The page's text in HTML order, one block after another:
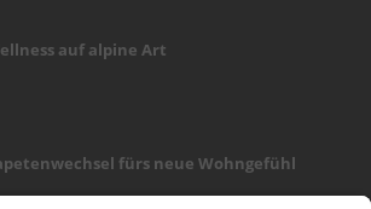
auf alpine Art
fürs neue Wohngefühl